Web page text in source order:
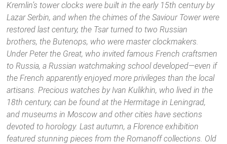
Kremlin’s tower clocks were built in the early 15th century by
Lazar Serbin, and when the chimes of the Saviour Tower were
restored last century, the Tsar turned to two Russian
brothers, the Butenops, who were master clockmakers.
Under Peter the Great, who invited famous French craftsmen
to Russia, a Russian watchmaking school developed—even if
the French apparently enjoyed more privileges than the local
artisans. Precious watches by Ivan Kulikhin, who lived in the
18th century, can be found at the Hermitage in Leningrad,
and museums in Moscow and other cities have sections
devoted to horology. Last autumn, a Florence exhibition
featured stunning pieces from the Romanoff collections. Old